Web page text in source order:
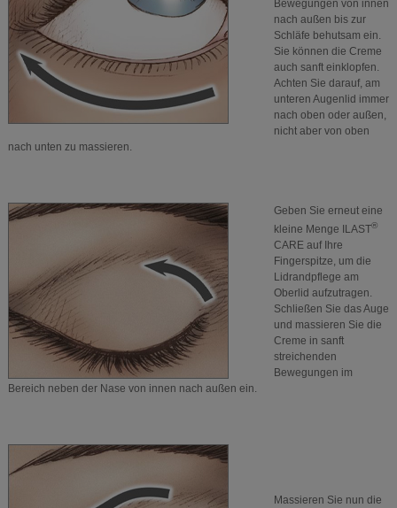
Bewegungen von innen
nach außen bis zur
Schläfe behutsam ein.
Sie können die Creme
auch sanft einklopfen.
Achten Sie darauf, am
unteren Augenlid immer
nach oben oder außen,
nicht aber von oben
nach unten zu massieren.
Geben Sie erneut eine
kleine Menge ILAST®
CARE auf Ihre
Fingerspitze, um die
Lidrandpflege am
Oberlid aufzutragen.
Schließen Sie das Auge
und massieren Sie die
Creme in sanft
streichenden
Bewegungen im
Bereich neben der Nase von innen nach außen ein.
Massieren Sie nun die